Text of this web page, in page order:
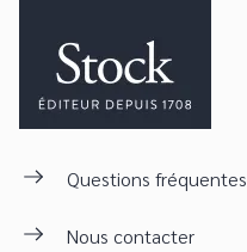
Questions fréquentes
Nous contacter